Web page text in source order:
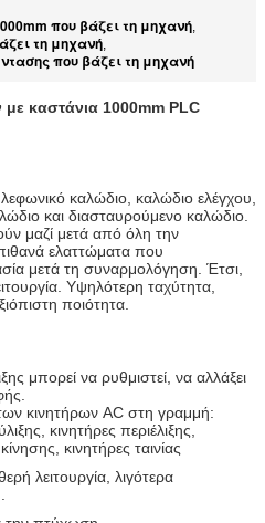
που βάζει τη μηχανή,
τη μηχανή,
που βάζει τη μηχανή
καστάνια 1000mm PLC
καλώδιο, καλώδιο ελέγχου,
και διασταυρούμενο καλώδιο.
μαζί μετά από όλη την
ελαττώματα που
μετά τη συναρμολόγηση. Έτσι,
Υψηλότερη ταχύτητα,
ποιότητα.
μπορεί να ρυθμιστεί, να αλλάξει
κινητήρων AC στη γραμμή:
κινητήρες περιέλιξης,
κινητήρες ταινίας
λειτουργία, λιγότερα